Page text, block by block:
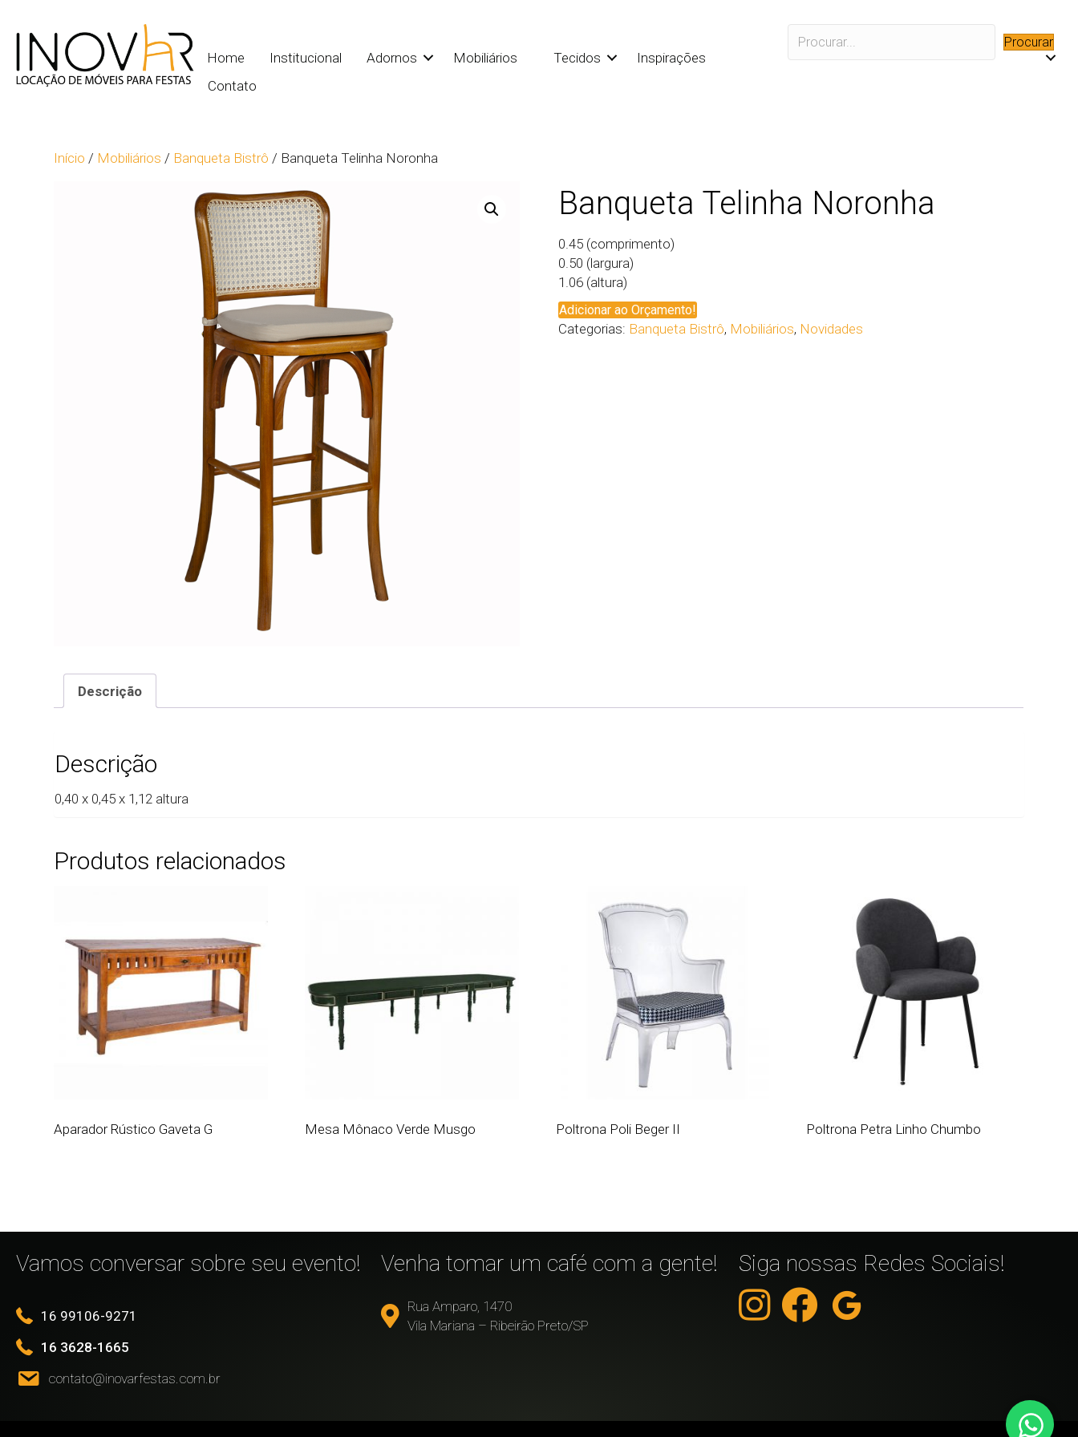
Home Institucional Adornos Mobiliários Tecidos
Inspirações
Contato
Procurar
Início / Mobiliários / Banqueta Bistrô / Banqueta Telinha Noronha
Banqueta Telinha Noronha
0.45 (comprimento)
0.50 (largura)
1.06 (altura)
Adicionar ao Orçamento!
Categorias: Banqueta Bistrô, Mobiliários, Novidades
Descrição
Descrição
0,40 x 0,45 x 1,12 altura
Produtos relacionados
Aparador Rústico Gaveta G Mesa Mônaco Verde Musgo Poltrona Poli Beger II Poltrona Petra Linho Chumbo
Vamos conversar sobre seu evento!
16 99106-9271
16 3628-1665
contato@inovarfestas.com.br
Venha tomar um café com a gente!
Rua Amparo, 1470
Vila Mariana – Ribeirão Preto/SP
Siga nossas Redes Sociais!